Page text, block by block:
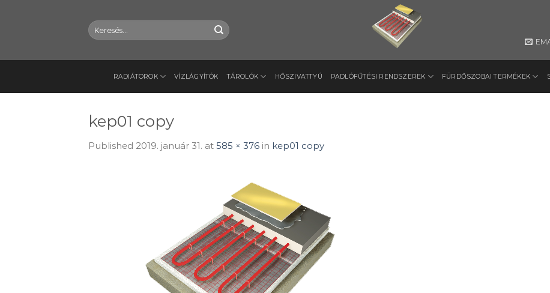
Keresés
a
RADIÁTOROK VÍZLÁGYÍTÓK TÁROLÓK HŐSZIVATTYÚ PADLÓFŰTÉSI RENDSZEREK FÜRDŐSZOBAI TERMÉKEK
kep01 copy
Published 2019. január 31. at 585 × 376 in kep01 copy